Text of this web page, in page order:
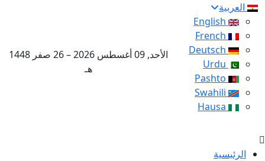
العربية
الأحد, 09 أغسطس 2026 – 26 صفر 1448
هـ
الرئيسية